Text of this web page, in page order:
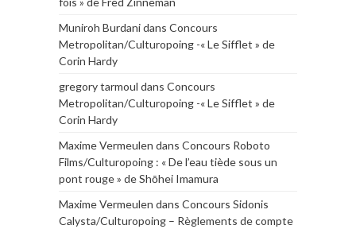
Muniroh Burdanidans Concours
Metropolitan/Culturopoing -« Le Sifflet » de
Corin Hardy
gregory tarmoul dans Concours
Metropolitan/Culturopoing -« Le Sifflet » de
Corin Hardy
Maxime Vermeulen dans Concours Roboto
Films/Culturopoing : « De l’eau tiède sous un
pont rouge » de Shōhei Imamura
Maxime Vermeulen dans Concours Sidonis
Calysta/Culturopoing – Règlements de compte